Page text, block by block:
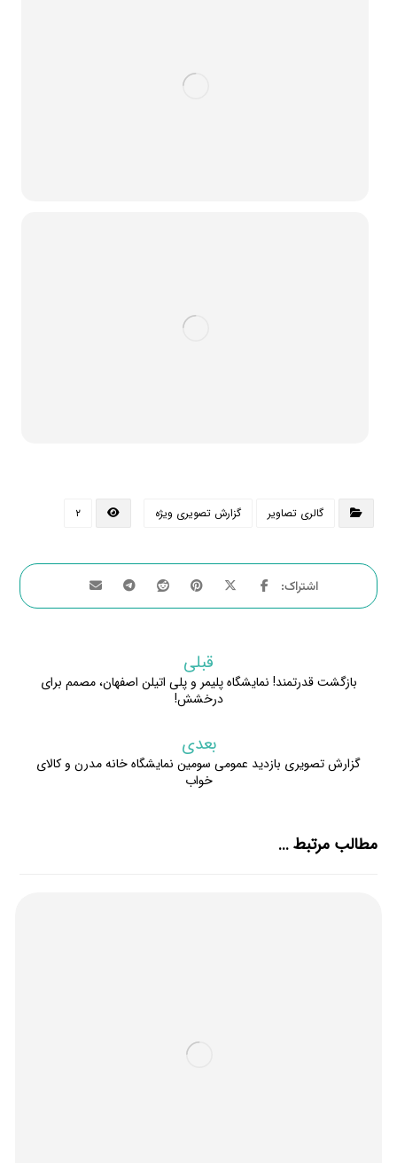
گالری تصاویر گزارش تصویری ویژه ۲
قبلی
بازگشت قدرتمند! نمایشگاه پلیمر و پلی اتیلن اصفهان، مصمم برای
درخشش!
بعدی
گزارش تصویری بازدید عمومی سومین نمایشگاه خانه مدرن و کالای
خواب
مطالب مرتبط ...